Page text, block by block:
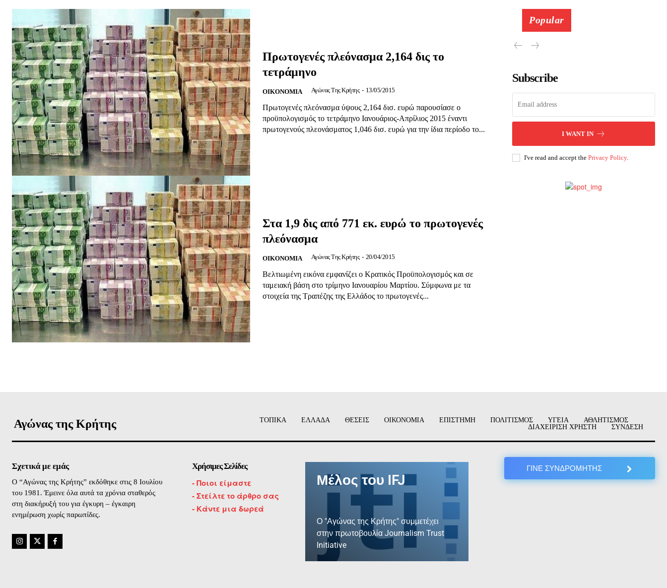
Καθημερινή Μαχητική
Εφημερίδα
ΕΓΓΡΑΦΕΙΤΕ
Πρωτογενές πλεόνασμα 2,164 δις το
τετράμηνο
OIKONOMIA Αγώνας Της Κρήτης - 13/05/2015
Πρωτογενές πλεόνασμα ύψους 2,164 δισ. ευρώ παρουσίασε ο
προϋπολογισμός το τετράμηνο Ιανουάριος-Απρίλιος 2015 έναντι
πρωτογενούς πλεονάσματος 1,046 δισ. ευρώ για την ίδια περίοδο το...
Στα 1,9 δις από 771 εκ. ευρώ το πρωτογενές
πλεόνασμα
OIKONOMIA Αγώνας Της Κρήτης - 20/04/2015
Βελτιωμένη εικόνα εμφανίζει ο Κρατικός Προϋπολογισμός και σε
ταμειακή βάση στο τρίμηνο Ιανουαρίου Μαρτίου. Σύμφωνα με τα
στοιχεία της Τραπέζης της Ελλάδος το πρωτογενές...
Popular
Subscribe
I WANT IN
I've read and accept the Privacy Policy.
Αγώνας της Κρήτης ΤΟΠΙΚΑ ΕΛΛΑΔΑ ΘΕΣΕΙΣ ΟΙΚΟΝΟΜΙΑ ΕΠΙΣΤΗΜΗ ΠΟΛΙΤΙΣΜΟΣ ΥΓΕΙΑ
ΑΘΛΗΤΙΣΜΟΣ
ΔΙΑΧΕΙΡΙΣΗ ΧΡΗΣΤΗ
ΣΥΝΔΕΣΗ
Σχετικά με εμάς
O “Αγώνας της Κρήτης” εκδόθηκε στις 8 Ιουλίου
του 1981. Έμεινε όλα αυτά τα χρόνια σταθερός
στη διακήρυξή του για έγκυρη – έγκαιρη
ενημέρωση χωρίς παρωπίδες.
Χρήσιμες Σελίδες
-Ποιοι είμαστε
- Στείλτε το άρθρο σας
- Κάντε μια δωρεά
Μέλος του IFJ
Ο "Αγώνας της Κρήτης" συμμετέχει
στην πρωτοβουλία Journalism Trust
Initiative
ΓΙΝΕ ΣΥΝΔΡΟΜΗΤΗΣ